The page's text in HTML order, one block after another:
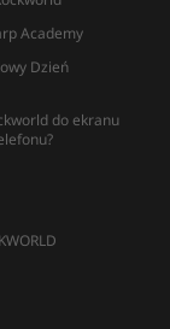
Academy
Dzień
do ekranu